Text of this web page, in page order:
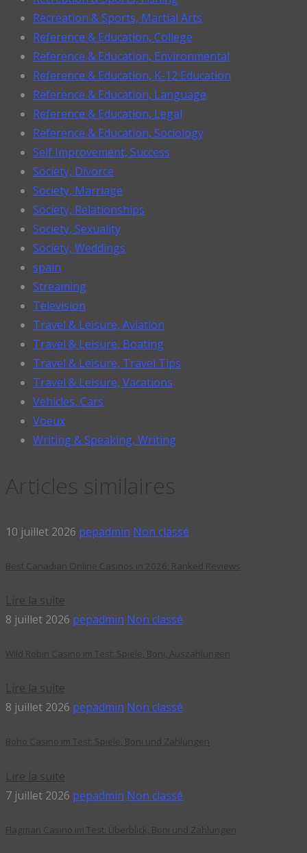
Recreation & Sports, Martial Arts
Reference & Education, College
Reference & Education, Environmental
Reference & Education, K-12 Education
Reference & Education, Language
Reference & Education, Legal
Reference & Education, Sociology
Self Improvement, Success
Society, Divorce
Society, Marriage
Society, Relationships
Society, Sexuality
Society, Weddings
spain
Streaming
Television
Travel & Leisure, Aviation
Travel & Leisure, Boating
Travel & Leisure, Travel Tips
Travel & Leisure, Vacations
Vehicles, Cars
Voeux
Writing & Speaking, Writing
10 juillet 2026 pepadmin Non classé
8 juillet 2026 pepadmin Non classé
8 juillet 2026 pepadmin Non classé
7 juillet 2026 pepadmin Non classé